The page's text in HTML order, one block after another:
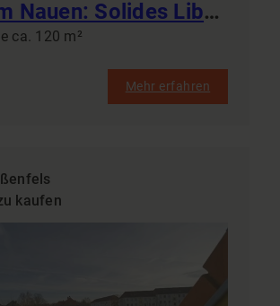
Zentrum Nauen: Solides Libella-Haus 115 m² mit Kamin & Doppelgarage – Gestalten Sie Ihr Wohnglück!
ca. 120 m²
Mehr erfahren
kaufen